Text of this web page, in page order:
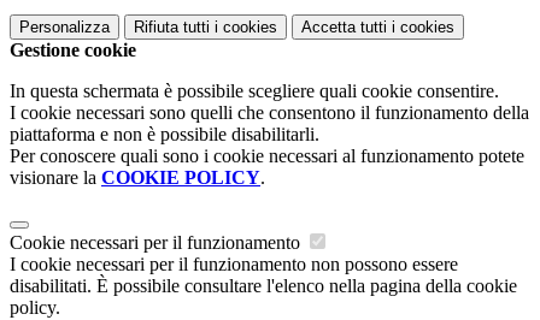
Personalizza Rifiuta tutti i cookies Accetta tutti i cookies
Gestione cookie
In questa schermata è possibile scegliere quali cookie consentire.
I cookie necessari sono quelli che consentono il funzionamento della
piattaforma e non è possibile disabilitarli.
Per conoscere quali sono i cookie necessari al funzionamento potete
visionare la COOKIE POLICY.
Cookie necessari per il funzionamento
I cookie necessari per il funzionamento non possono essere
disabilitati. È possibile consultare l'elenco nella pagina della cookie
policy.